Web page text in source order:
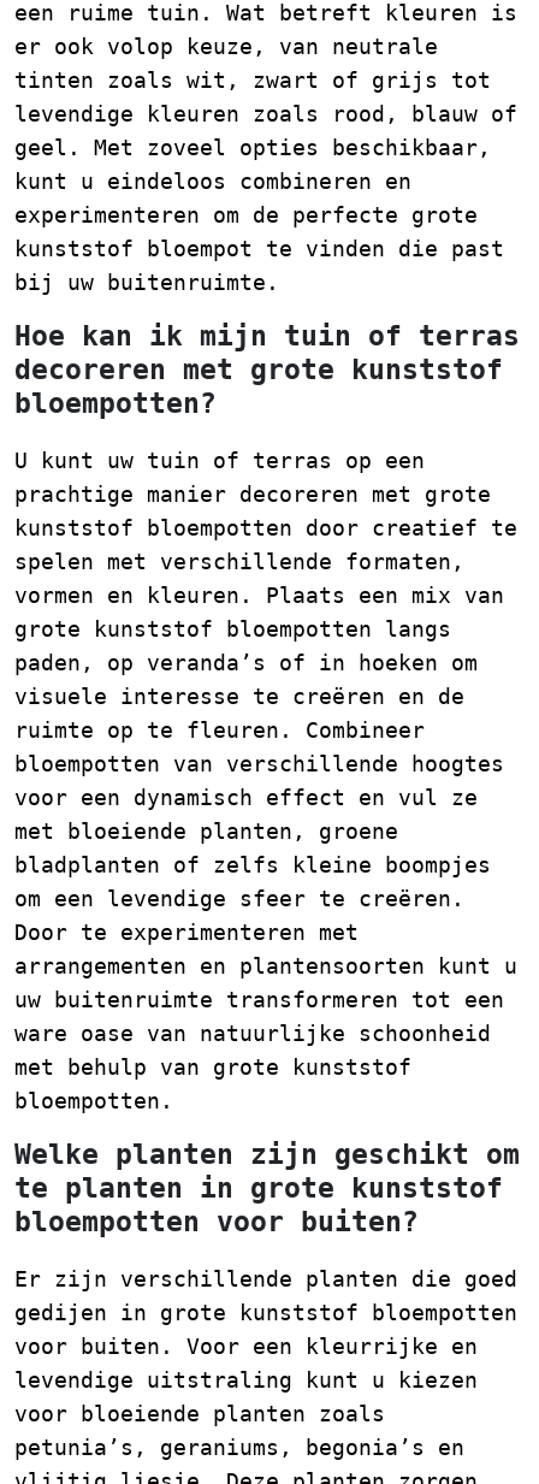
een ruime tuin. Wat betreft kleuren is
er ook volop keuze, van neutrale
tinten zoals wit, zwart of grijs tot
levendige kleuren zoals rood, blauw of
geel. Met zoveel opties beschikbaar,
kunt u eindeloos combineren en
experimenteren om de perfecte grote
kunststof bloempot te vinden die past
bij uw buitenruimte.
Hoe kan ik mijn tuin of terras
decoreren met grote kunststof
bloempotten?
U kunt uw tuin of terras op een
prachtige manier decoreren met grote
kunststof bloempotten door creatief te
spelen met verschillende formaten,
vormen en kleuren. Plaats een mix van
grote kunststof bloempotten langs
paden, op veranda’s of in hoeken om
visuele interesse te creëren en de
ruimte op te fleuren. Combineer
bloempotten van verschillende hoogtes
voor een dynamisch effect en vul ze
met bloeiende planten, groene
bladplanten of zelfs kleine boompjes
om een levendige sfeer te creëren.
Door te experimenteren met
arrangementen en plantensoorten kunt u
uw buitenruimte transformeren tot een
ware oase van natuurlijke schoonheid
met behulp van grote kunststof
bloempotten.
Welke planten zijn geschikt om
te planten in grote kunststof
bloempotten voor buiten?
Er zijn verschillende planten die goed
gedijen in grote kunststof bloempotten
voor buiten. Voor een kleurrijke en
levendige uitstraling kunt u kiezen
voor bloeiende planten zoals
petunia’s, geraniums, begonia’s en